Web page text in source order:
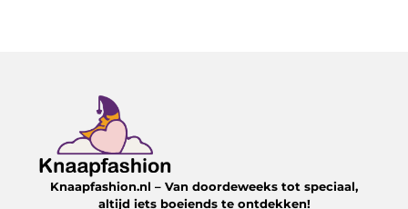
Knaapfashion.nl – Van doordeweeks tot speciaal,
altijd iets boeiends te ontdekken!